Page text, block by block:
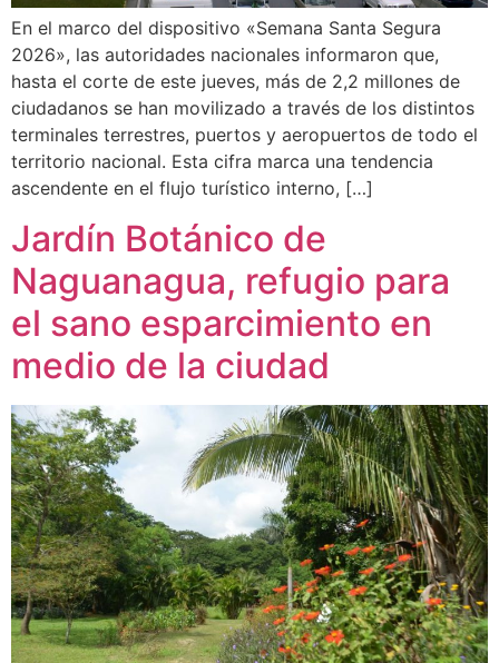
En el marco del dispositivo «Semana Santa Segura
2026», las autoridades nacionales informaron que,
hasta el corte de este jueves, más de 2,2 millones de
ciudadanos se han movilizado a través de los distintos
terminales terrestres, puertos y aeropuertos de todo el
territorio nacional. Esta cifra marca una tendencia
ascendente en el flujo turístico interno, […]
Jardín Botánico de
Naguanagua, refugio para
el sano esparcimiento en
medio de la ciudad